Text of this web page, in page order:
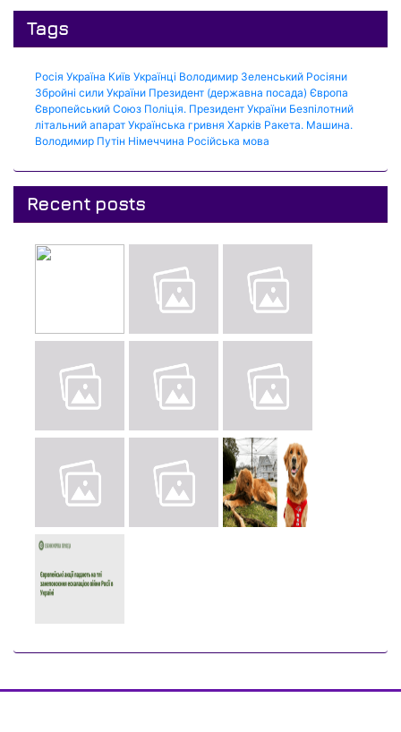
Tags
Росія Україна Київ Українці Володимир Зеленський Росіяни
Збройні сили України Президент (державна посада) Європа
Європейський Союз Поліція. Президент України Безпілотний
літальний апарат Українська гривня Харків Ракета. Машина.
Володимир Путін Німеччина Російська мова
Recent posts